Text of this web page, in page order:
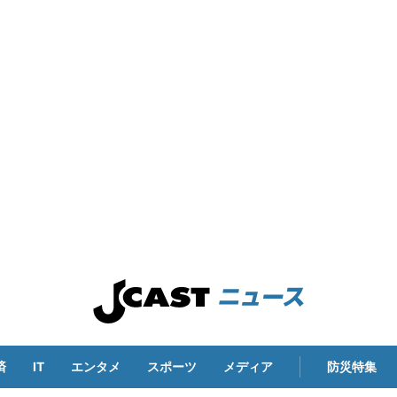
IT エンタメ スポーツ メディア 防災特集